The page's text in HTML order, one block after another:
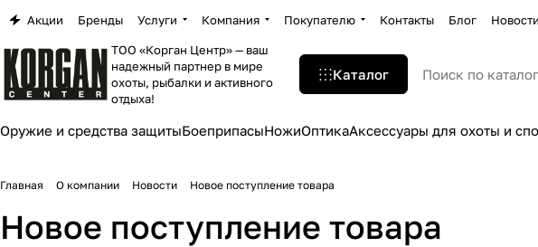
Акции Бренды Услуги Компания Покупателю Контакты Блог Новости
ТОО «Корган Центр» — ваш
надежный партнер в мире
охоты, рыбалки и активного
отдыха!
Каталог
Оружие и средства защитыБоеприпасыНожиОптикаАксессуары для охоты и
Главная О компании Новости Новое поступление товара
Новое поступление товара